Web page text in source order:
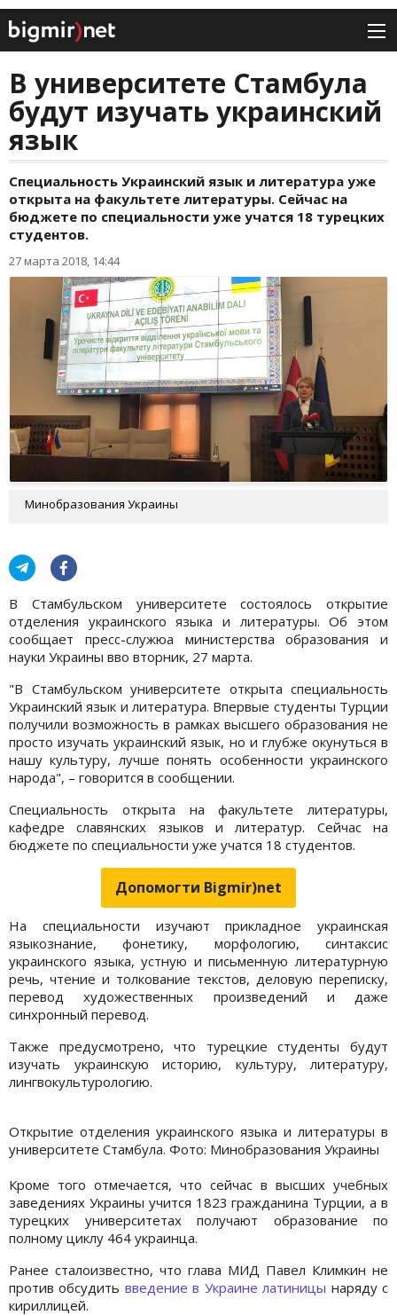
В университете Стамбула
будут изучать украинский
язык
Специальность Украинский язык и литература уже
открыта на факультете литературы. Сейчас на
бюджете по специальности уже учатся 18 турецких
студентов.
27 марта 2018, 14:44
Минобразования Украины
В Стамбульском университете состоялось открытие
отделения украинского языка и литературы. Об этом
сообщает пресс-служюа министерства образования и
науки Украины вво вторник, 27 марта.
"В Стамбульском университете открыта специальность
Украинский язык и литература. Впервые студенты Турции
получили возможность в рамках высшего образования не
просто изучать украинский язык, но и глубже окунуться в
нашу культуру, лучше понять особенности украинского
народа", – говорится в сообщении.
Специальность открыта на факультете литературы,
кафедре славянских языков и литератур. Сейчас на
бюджете по специальности уже учатся 18 студентов.
Допомогти Bigmir)net
На специальности изучают прикладное украинская
языкознание, фонетику, морфологию, синтаксис
украинского языка, устную и письменную литературную
речь, чтение и толкование текстов, деловую переписку,
перевод художественных произведений и даже
синхронный перевод.
Также предусмотрено, что турецкие студенты будут
изучать украинскую историю, культуру, литературу,
лингвокультурологию.
Открытие отделения украинского языка и литературы в
университете Стамбула. Фото: Минобразования Украины
Кроме того отмечается, что сейчас в высших учебных
заведениях Украины учится 1823 гражданина Турции, а в
турецких университетах получают образование по
полному циклу 464 украинца.
Ранее сталоизвестно, что глава МИД Павел Климкин не
против обсудить введение в Украине латиницы наряду с
кириллицей.